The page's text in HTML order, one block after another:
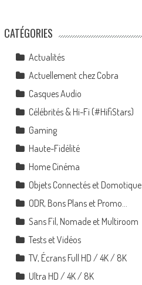
CATÉGORIES
Actualités
Actuellement chez Cobra
Casques Audio
Célébrités & Hi-Fi (#HifiStars)
Gaming
Haute-Fidélité
Home Cinéma
Objets Connectés et Domotique
ODR, Bons Plans et Promo…
Sans Fil, Nomade et Multiroom
Tests et Vidéos
TV, Écrans Full HD / 4K / 8K
Ultra HD / 4K / 8K